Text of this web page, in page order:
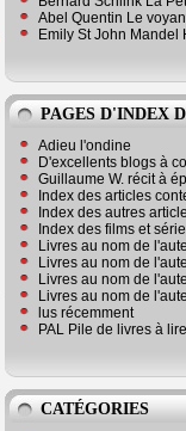
Abel Quentin Le
Emily St John Mandel
PAGES D'INDEX
Adieu l'ondine
D'excellents blogs à
Guillaume W. récit à
Index des articles
Index des autres
Index des films et
Livres au nom de
Livres au nom de
Livres au nom de
Livres au nom de
lus récemment
PAL Pile de livres à
CATÉGORIES